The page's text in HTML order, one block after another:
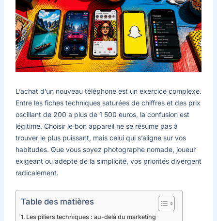
L’achat d’un nouveau téléphone est un exercice complexe.
Entre les fiches techniques saturées de chiffres et des prix
oscillant de 200 à plus de 1 500 euros, la confusion est
légitime. Choisir le bon appareil ne se résume pas à
trouver le plus puissant, mais celui qui s’aligne sur vos
habitudes. Que vous soyez photographe nomade, joueur
exigeant ou adepte de la simplicité, vos priorités divergent
radicalement.
Table des matières
Les piliers techniques : au-delà du marketing